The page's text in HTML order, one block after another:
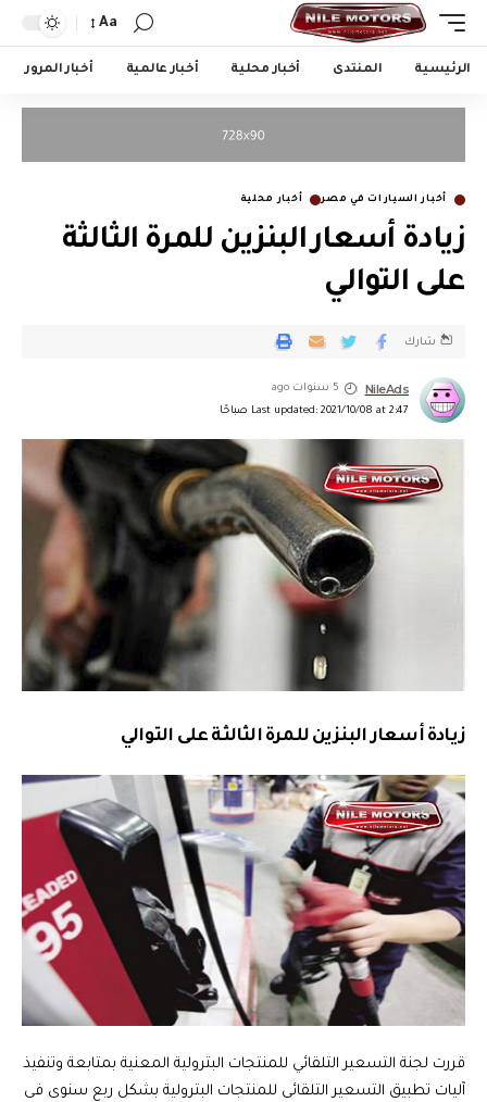
Aa
الرئيسية المنتدى أخبار محلية أخبار عالمية أخبار المرور
أخبار السيارات في مصر أخبار محلية
زيادة أسعار البنزين للمرة الثالثة
على التوالي
Last updated: 2021/10/08 at 2:47 صباحًا
NileAds 5 سنوات ago
شارك
زيادة أسعار البنزين للمرة الثالثة على التوالي
قررت لجنة التسعير التلقائي للمنتجات البترولية المعنية بمتابعة وتنفيذ
آليات تطبيق التسعير التلقائى للمنتجات البترولية بشكل ربع سنوى فى